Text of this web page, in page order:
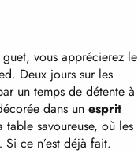
vous apprécierez le
Deux jours sur les
un temps de détente à
dans un esprit
savoureuse, où les
ce n’est déjà fait.